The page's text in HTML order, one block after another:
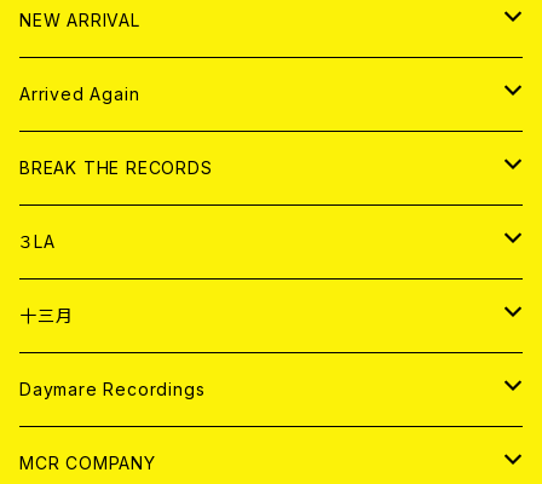
HOOD
EL ZINE
アナログ
アパレル
書籍
DIGITAL CONTENTS
NEW ARRIVAL
CD
アナログ
Arrived Again
CD
アナログ
BREAK THE RECORDS
CD
ANALOG
アパレル
３LA
CD
ANALOG
十三月
CD
ANALOG
Daymare Recordings
CD
MCR COMPANY